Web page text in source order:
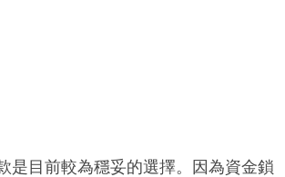
是目前較為穩妥的選擇。因為資金鎖